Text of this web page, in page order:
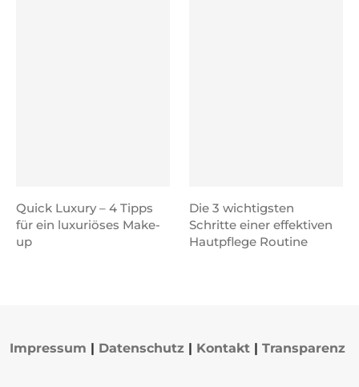
Quick Luxury – 4 Tipps
für ein luxuriöses Make-
up
Die 3 wichtigsten
Schritte einer effektiven
Hautpflege Routine
Impressum | Datenschutz | Kontakt | Transparenz